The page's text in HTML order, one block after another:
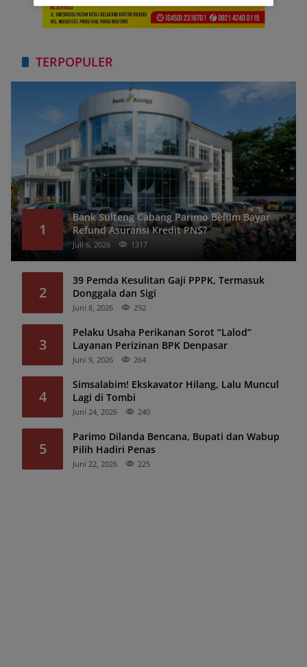
TERPOPULER
1
Bank Sulteng Cabang Parimo Belum Bayar
Refund Asuransi Kredit PNS?
Juli 6, 2026 1317
2
39 Pemda Kesulitan Gaji PPPK, Termasuk
Donggala dan Sigi
Juni 8, 2026 292
3
Pelaku Usaha Perikanan Sorot “Lalod”
Layanan Perizinan BPK Denpasar
Juni 9, 2026 264
4
Simsalabim! Ekskavator Hilang, Lalu Muncul
Lagi di Tombi
Juni 24, 2026 240
5
Parimo Dilanda Bencana, Bupati dan Wabup
Pilih Hadiri Penas
Juni 22, 2026 225